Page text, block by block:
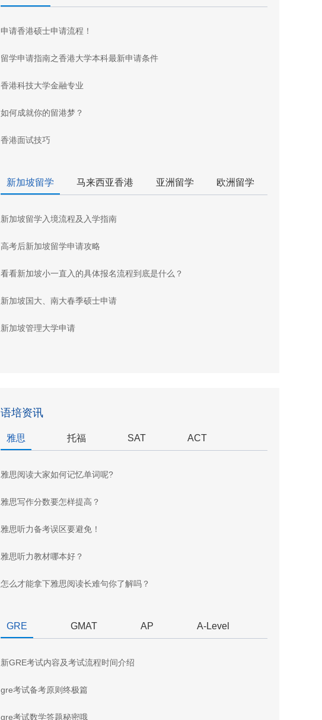
申请香港硕士申请流程！
留学申请指南之香港大学本科最新申请条件
香港科技大学金融专业
如何成就你的留港梦？
香港面试技巧
新加坡留学 马来西亚香港 亚洲留学 欧洲留学
新加坡留学入境流程及入学指南
高考后新加坡留学申请攻略
看看新加坡小一直入的具体报名流程到底是什么？
新加坡国大、南大春季硕士申请
新加坡管理大学申请
语培资讯
雅思 托福 SAT ACT
雅思阅读大家如何记忆单词呢?
雅思写作分数要怎样提高？
雅思听力备考误区要避免！
雅思听力教材哪本好？
怎么才能拿下雅思阅读长难句你了解吗？
GRE GMAT AP A-Level
新GRE考试内容及考试流程时间介绍
gre考试备考原则终极篇
gre考试数学答题秘密哦